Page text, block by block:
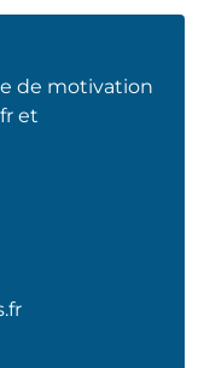
de motivation
et